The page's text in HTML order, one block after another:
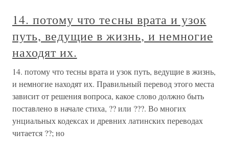
14. потому что тесны врата и узок
путь, ведущие в жизнь, и немногие
находят их.
14. потому что тесны врата и узок путь, ведущие в жизнь,
и немногие находят их. Правильный перевод этого места
зависит от решения вопроса, какое слово должно быть
поставлено в начале стиха, ?? или ???. Во многих
унциальных кодексах и древних латинских переводах
читается ??; но